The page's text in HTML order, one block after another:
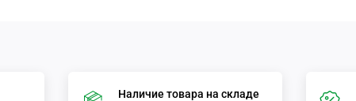
Наличие товара на складе